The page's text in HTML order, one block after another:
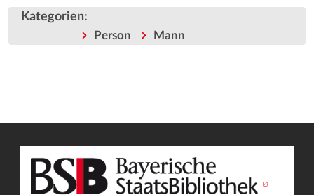
Kategorien:
Person Mann